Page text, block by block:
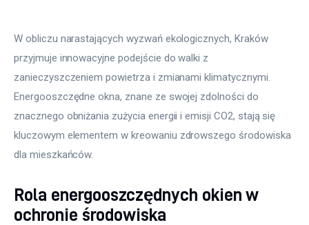
W obliczu narastających wyzwań ekologicznych, Kraków
przyjmuje innowacyjne podejście do walki z
zanieczyszczeniem powietrza i zmianami klimatycznymi.
Energooszczędne okna, znane ze swojej zdolności do
znacznego obniżania zużycia energii i emisji CO2, stają się
kluczowym elementem w kreowaniu zdrowszego środowiska
dla mieszkańców.
Rola energooszczędnych okien w
ochronie środowiska